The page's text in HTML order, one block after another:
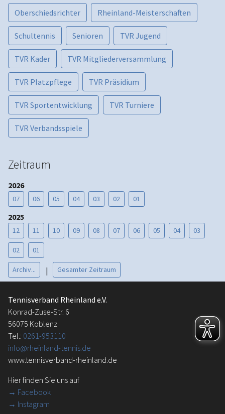
Oberschiedsrichter Rheinland-Meisterschaften
Schultennis Senioren TVR Jugend
TVR Kader TVR Mitgliederversammlung
TVR Platzpflege TVR Präsidium
TVR Sportentwicklung TVR Turniere
TVR Verbandsspiele
Zeitraum
2026
07 06 05 04 03 02 01
2025
12 11 10 09 08 07 06 05 04 03
02 01
Archiv... | Gesamter Zeitraum
Tennisverband Rheinland e.V.
Konrad-Zuse-Str. 6
56075 Koblenz
Tel.: 0261-953110
info@rheinland-tennis.de
www.tennisverband-rheinland.de
Hier finden Sie uns auf
→ Facebook
→ Instagram